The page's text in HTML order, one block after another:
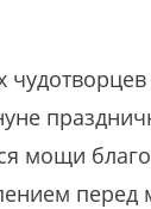
чудотворцев
мощи